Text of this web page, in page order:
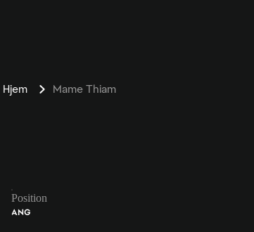
Hjem Mame Thiam
Position
ANG